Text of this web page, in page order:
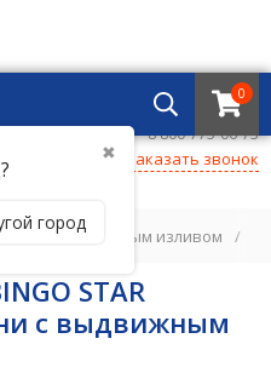
✖
город
0
+7 495 221 69 55
8 800-775-06-73
Заказать звонок
/ С выдвижным изливом /
STAR
с выдвижным